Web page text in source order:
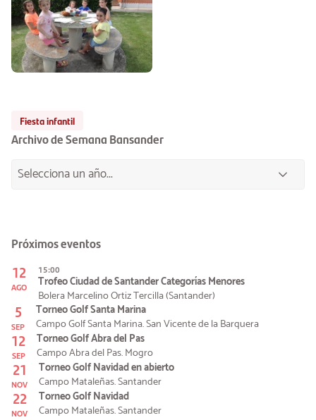
Fiesta infantil
Archivo de Semana Bansander
Próximos eventos
12
AGO
15:00
Trofeo Ciudad de Santander Categorías Menores
Bolera Marcelino Ortiz Tercilla (Santander)
5
SEP
Torneo Golf Santa Marina
Campo Golf Santa Marina. San Vicente de la Barquera
12
SEP
Torneo Golf Abra del Pas
Campo Abra del Pas. Mogro
21
NOV
Torneo Golf Navidad en abierto
Campo Mataleñas. Santander
22
NOV
Torneo Golf Navidad
Campo Mataleñas. Santander